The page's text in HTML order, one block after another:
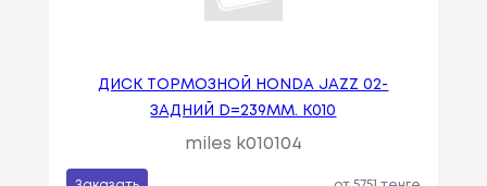
ДИСК ТОРМОЗНОЙ HONDA JAZZ 02-
ЗАДНИЙ D=239ММ. K010
miles k010104